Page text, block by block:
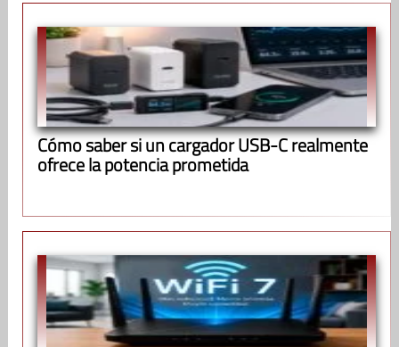
Cómo saber si un cargador USB-C realmente
ofrece la potencia prometida